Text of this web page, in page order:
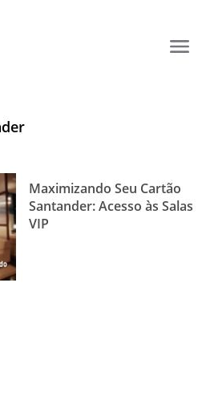
Maximizando Seu Cartão
Santander: Acesso às Salas
VIP